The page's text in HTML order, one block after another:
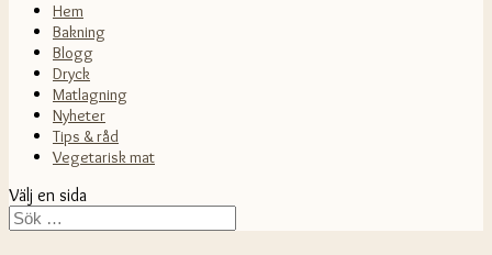
Hem
Bakning
Blogg
Dryck
Matlagning
Nyheter
Tips & råd
Vegetarisk mat
Välj en sida